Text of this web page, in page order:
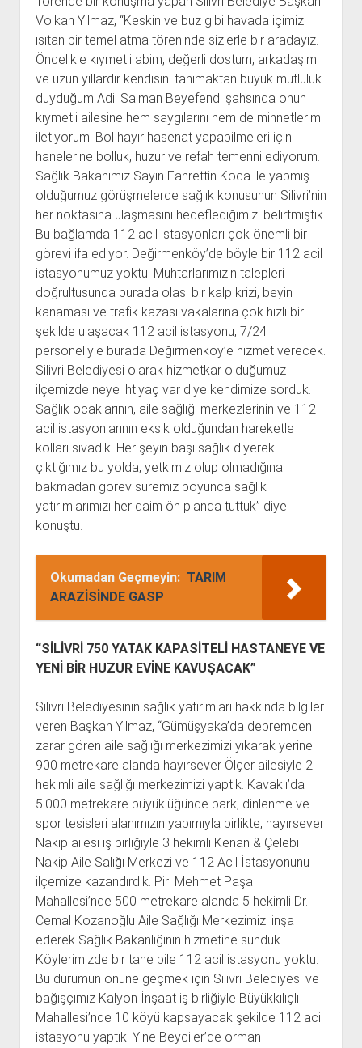
Volkan Yılmaz, “Keskin ve buz gibi havada içimizi
ısıtan bir temel atma töreninde sizlerle bir aradayız.
Öncelikle kıymetli abim, değerli dostum, arkadaşım
ve uzun yıllardır kendisini tanımaktan büyük mutluluk
duyduğum Adil Salman Beyefendi şahsında onun
kıymetli ailesine hem saygılarını hem de minnetlerimi
iletiyorum. Bol hayır hasenat yapabilmeleri için
hanelerine bolluk, huzur ve refah temenni ediyorum.
Sağlık Bakanımız Sayın Fahrettin Koca ile yapmış
olduğumuz görüşmelerde sağlık konusunun Silivri’nin
her noktasına ulaşmasını hedeflediğimizi belirtmiştik.
Bu bağlamda 112 acil istasyonları çok önemli bir
görevi ifa ediyor. Değirmenköy’de böyle bir 112 acil
istasyonumuz yoktu. Muhtarlarımızın talepleri
doğrultusunda burada olası bir kalp krizi, beyin
kanaması ve trafik kazası vakalarına çok hızlı bir
şekilde ulaşacak 112 acil istasyonu, 7/24
personeliyle burada Değirmenköy’e hizmet verecek.
Silivri Belediyesi olarak hizmetkar olduğumuz
ilçemizde neye ihtiyaç var diye kendimize sorduk.
Sağlık ocaklarının, aile sağlığı merkezlerinin ve 112
acil istasyonlarının eksik olduğundan hareketle
kolları sıvadık. Her şeyin başı sağlık diyerek
çıktığımız bu yolda, yetkimiz olup olmadığına
bakmadan görev süremiz boyunca sağlık
yatırımlarımızı her daim ön planda tuttuk” diye
konuştu.
Okumadan Geçmeyin: TARIM
ARAZİSİNDE GASP
“SİLİVRİ 750 YATAK KAPASİTELİ HASTANEYE VE
YENİ BİR HUZUR EVİNE KAVUŞACAK”
Silivri Belediyesinin sağlık yatırımları hakkında bilgiler
veren Başkan Yılmaz, “Gümüşyaka’da depremden
zarar gören aile sağlığı merkezimizi yıkarak yerine
900 metrekare alanda hayırsever Ölçer ailesiyle 2
hekimli aile sağlığı merkezimizi yaptık. Kavaklı’da
5.000 metrekare büyüklüğünde park, dinlenme ve
spor tesisleri alanımızın yapımıyla birlikte, hayırsever
Nakip ailesi iş birliğiyle 3 hekimli Kenan & Çelebi
Nakip Aile Salığı Merkezi ve 112 Acil İstasyonunu
ilçemize kazandırdık. Piri Mehmet Paşa
Mahallesi’nde 500 metrekare alanda 5 hekimli Dr.
Cemal Kozanoğlu Aile Sağlığı Merkezimizi inşa
ederek Sağlık Bakanlığının hizmetine sunduk.
Köylerimizde bir tane bile 112 acil istasyonu yoktu.
Bu durumun önüne geçmek için Silivri Belediyesi ve
bağışçımız Kalyon İnşaat iş birliğiyle Büyükkılıçlı
Mahallesi’nde 10 köyü kapsayacak şekilde 112 acil
istasyonu yaptık. Yine Beyciler’de orman